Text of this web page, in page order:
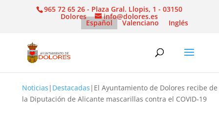
965 72 65 26 - Plaza Gral. Llopis, 1 - 03150
Dolores info@dolores.es
Español Valenciano Inglés
Noticias | Destacadas | El Ayuntamiento de Dolores recibe de
la Diputación de Alicante mascarillas contra el COVID-19